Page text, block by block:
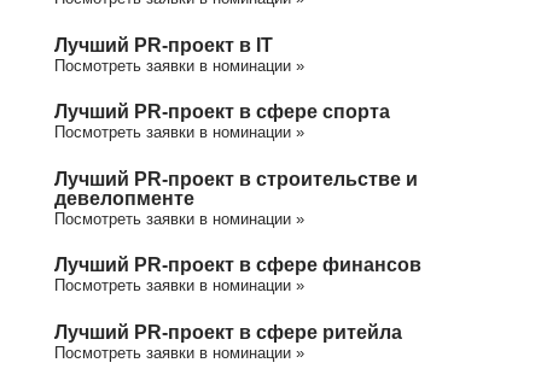
Лучший PR-проект в IT
Посмотреть заявки в номинации »
Лучший PR-проект в сфере спорта
Посмотреть заявки в номинации »
Лучший PR-проект в строительстве и
девелопменте
Посмотреть заявки в номинации »
Лучший PR-проект в сфере финансов
Посмотреть заявки в номинации »
Лучший PR-проект в сфере ритейла
Посмотреть заявки в номинации »